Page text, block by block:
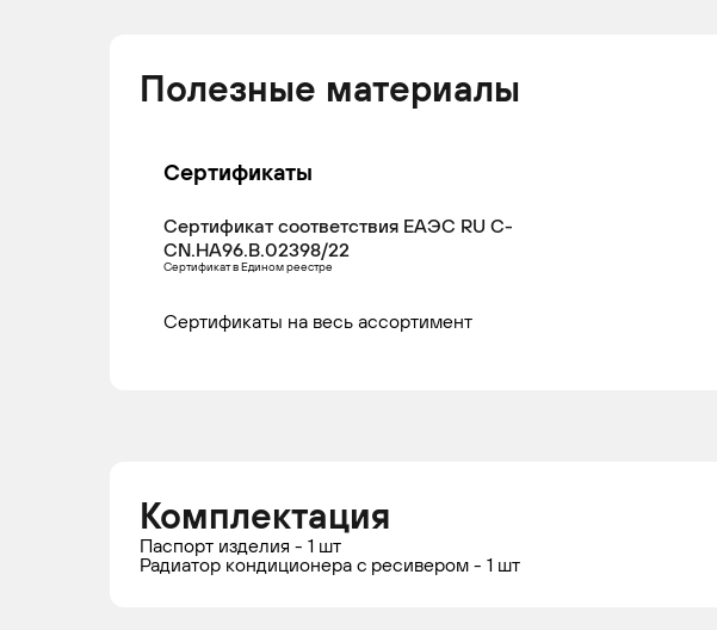
Полезные материалы
Сертификаты
Сертификат соответствия ЕАЭС RU С-
CN.НА96.В.02398/22
Сертификат в Едином реестре
Сертификаты на весь ассортимент
Комплектация
Паспорт изделия - 1 шт
Радиатор кондиционера c ресивером - 1 шт